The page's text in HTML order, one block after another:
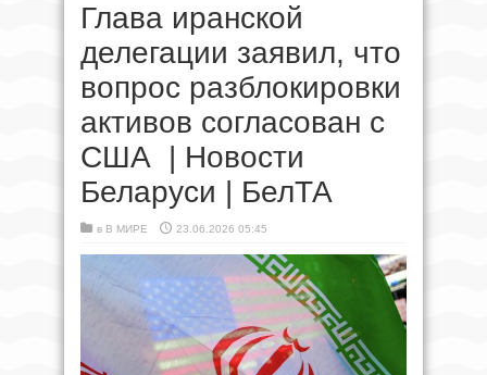
Глава иранской
делегации заявил, что
вопрос разблокировки
активов согласован с
США | Новости
Беларуси | БелТА
в В МИРЕ 23.06.2026 05:45